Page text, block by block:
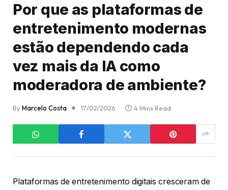
Por que as plataformas de
entretenimento modernas
estão dependendo cada
vez mais da IA como
moderadora de ambiente?
ByMarcelo Costa 17/02/2026 4 Mins Read
Plataformas de entretenimento digitais cresceram de